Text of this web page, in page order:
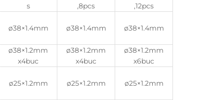
s
,8pcs
,12pcs
ø38×1.4mm ø38×1.4mm ø38×1.4mm
ø38×1.2mm
x4buc
ø38×1.2mm
x4buc
ø38×1.2mm
x6buc
ø25×1.2mm ø25×1.2mm ø25×1.2mm